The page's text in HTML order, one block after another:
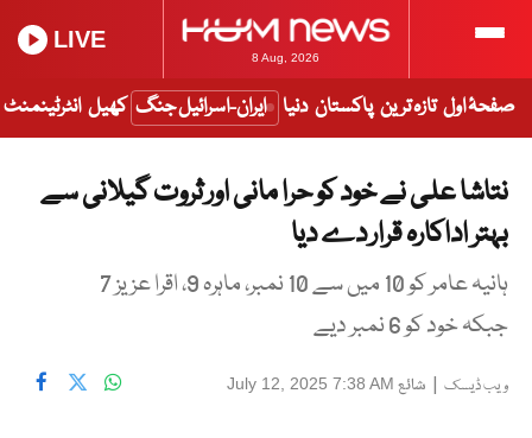
8 Aug, 2026
LIVE
صفحۂ اول تازہ ترین پاکستان دنیا ایران-اسرائیل جنگ کھیل انٹرٹینمنٹ
نتاشا علی نے خود کو حرا مانی اور ثروت گیلانی سے
بہتر اداکارہ قرار دے دیا
ہانیہ عامر کو 10 میں سے 10 نمبر، ماہرہ 9، اقرا عزیز 7
جبکہ خود کو 6 نمبر دیے
ویب ڈیسک | شائع July 12, 2025 7:38 AM